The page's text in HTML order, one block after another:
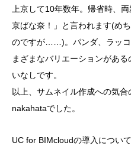
上京して10年数年。帰省時、
京ばな奈！」と言われます(め
のですが……)。パンダ、ラッコ
まざまなバリエーションがあ
いなしです。
以上、サムネイル作成への気
nakahataでした。
UC for BIMcloudの導入について